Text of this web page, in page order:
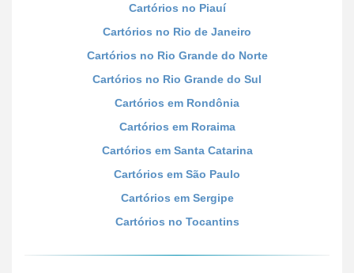
Cartórios no Piauí
Cartórios no Rio de Janeiro
Cartórios no Rio Grande do Norte
Cartórios no Rio Grande do Sul
Cartórios em Rondônia
Cartórios em Roraima
Cartórios em Santa Catarina
Cartórios em São Paulo
Cartórios em Sergipe
Cartórios no Tocantins